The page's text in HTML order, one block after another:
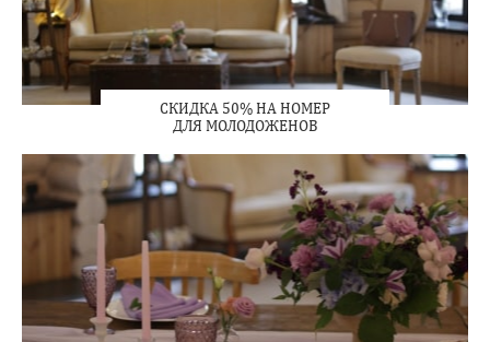
СКИДКА 50% НА НОМЕР
ДЛЯ МОЛОДОЖЕНОВ